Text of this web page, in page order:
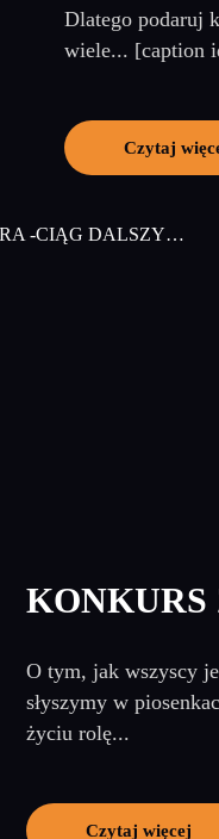
Dlatego podaruj
wiele... [caption
Czytaj
O tym, jak wszyscy
słyszymy w
życiu rolę...
Czytaj więcej